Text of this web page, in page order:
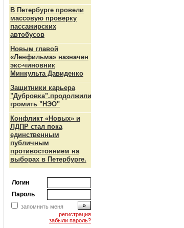
В Петербурге провели
массовую проверку
пассажирских
автобусов
Новым главой
«Ленфильма» назначен
экс-чиновник
Минкульта Давиденко
Защитники карьера
"Дубровка".продолжили
громить "НЭО"
Конфликт «Новых» и
ЛДПР стал пока
единственным
публичным
противостоянием на
выборах в Петербурге.
Логин
Пароль
запомнить меня
регистрация
забыли пароль?